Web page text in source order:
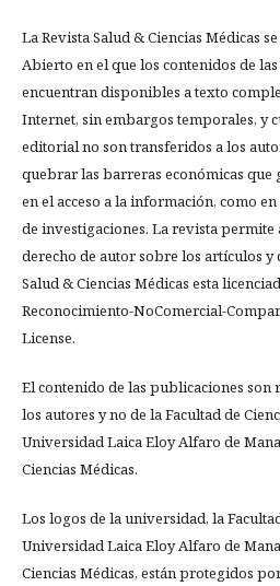
La Revista Salud & Ciencias Médicas
Abierto en el que los contenidos de
encuentran disponibles a texto
Internet, sin embargos temporales, y
editorial no son transferidos a los
quebrar las barreras económicas que
en el acceso a la información, como
de investigaciones. La revista permite
derecho de autor sobre los artículos
Salud & Ciencias Médicas esta
Reconocimiento-NoComercial-
License.
El contenido de las publicaciones
los autores y no de la Facultad de
Universidad Laica Eloy Alfaro de
Ciencias Médicas.
Los logos de la universidad, la
Universidad Laica Eloy Alfaro de
Ciencias Médicas, están protegidos